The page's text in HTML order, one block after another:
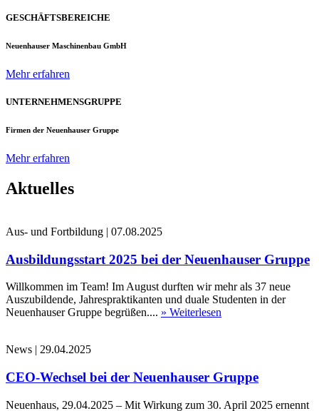
GESCHÄFTSBEREICHE
Neuenhauser Maschinenbau GmbH
Mehr erfahren
UNTERNEHMENSGRUPPE
Firmen der Neuenhauser Gruppe
Mehr erfahren
Aktuelles
Aus- und Fortbildung | 07.08.2025
Ausbildungsstart 2025 bei der Neuenhauser Gruppe
Willkommen im Team! Im August durften wir mehr als 37 neue
Auszubildende, Jahrespraktikanten und duale Studenten in der
Neuenhauser Gruppe begrüßen.... » Weiterlesen
News | 29.04.2025
CEO-Wechsel bei der Neuenhauser Gruppe
Neuenhaus, 29.04.2025 – Mit Wirkung zum 30. April 2025 ernennt